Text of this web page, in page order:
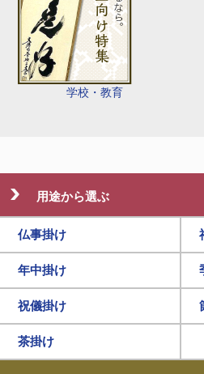
学校・教育
用途から選ぶ
仏事掛け
年中掛け
祝儀掛け
茶掛け